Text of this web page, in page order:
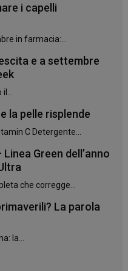
i capelli
in farmacia:...
e a settembre
la pelle risplende
C Detergente...
Green dell’anno
che corregge...
La parola
la...
5 mesi 3